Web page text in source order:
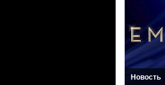
Новость